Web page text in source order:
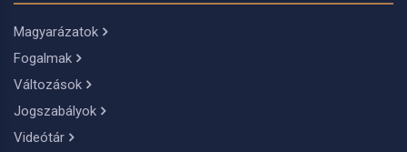
Magyarázatok
Fogalmak
Változások
Jogszabályok
Videótár